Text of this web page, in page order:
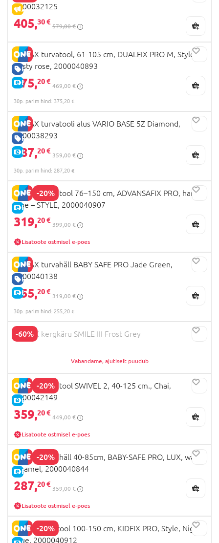
ALLAHINDLUS
2000032125
405,30 €
579,00 €
HEA HIND
E-HIND
BRITAX turvatool, 61-105 cm, DUALFIX PRO M, Style,
dusty rose, 2000040893
375,20 €
469,00 €
30p. parim hind: 375,20 €
HEA HIND
E-HIND
BRITAX turvatooli alus VARIO BASE 5Z Diamond,
2000038293
287,20 €
359,00 €
30p. parim hind: 287,20 €
-20%
E-HIND
BRITAX turvatool 76–150 cm, ADVANSAFIX PRO, harbor
blue – STYLE, 2000040907
319,20 €
399,00 €
Lisatoote ostmisel e-poes
HEA HIND
E-HIND
BRITAX turvahäll BABY SAFE PRO Jade Green,
2000040138
255,20 €
319,00 €
30p. parim hind: 255,20 €
-60%
BRITAX kergkäru SMILE III Frost Grey
Vabandame, ajutiselt puudub
-20%
E-HIND
BRITAX turvatool SWIVEL 2, 40-125 cm., Chai,
2000042149
359,20 €
449,00 €
Lisatoote ostmisel e-poes
-20%
E-HIND
BRITAX turvahäll 40-85cm, BABY-SAFE PRO, LUX, warm
caramel, 2000040844
287,20 €
359,00 €
Lisatoote ostmisel e-poes
-20%
BRITAX autotool 100-150 cm, KIDFIX PRO, Style, Night
Blue, 2000040912